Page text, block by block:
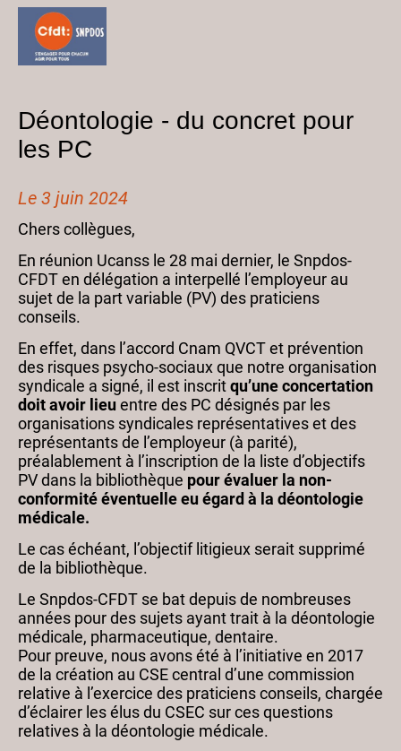
Déontologie - du concret pour
les PC
Le 3 juin 2024
Chers collègues,
En réunion Ucanss le 28 mai dernier, le Snpdos-
CFDT en délégation a interpellé l’employeur au
sujet de la part variable (PV) des praticiens
conseils.
En effet, dans l’accord Cnam QVCT et prévention
des risques psycho-sociaux que notre organisation
syndicale a signé, il est inscritqu’une concertation
doit avoir lieuentre des PC désignés par les
organisations syndicales représentatives et des
représentants de l’employeur (à parité),
préalablement à l’inscription de la liste d’objectifs
PV dans la bibliothèque pour évaluer la non-
conformité éventuelle eu égard à la déontologie
médicale.
Le cas échéant, l’objectif litigieux serait supprimé
de la bibliothèque.
Le Snpdos-CFDT se bat depuis de nombreuses
années pour des sujets ayant trait à la déontologie
médicale, pharmaceutique, dentaire.
Pour preuve, nous avons été à l’initiative en 2017
de la création au CSE central d’une commission
relative à l’exercice des praticiens conseils, chargée
d’éclairer les élus du CSEC sur ces questions
relatives à la déontologie médicale.